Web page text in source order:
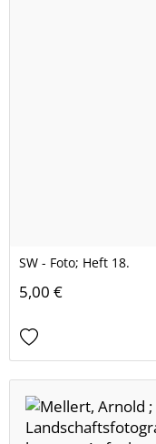
SW - Foto; Heft 18.
5,00 €